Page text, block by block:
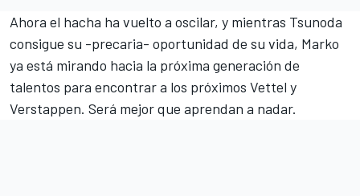
Ahora el hacha ha vuelto a oscilar, y mientras Tsunoda
consigue su -precaria- oportunidad de su vida, Marko
ya está mirando hacia la próxima generación de
talentos para encontrar a los próximos Vettel y
Verstappen. Será mejor que aprendan a nadar.